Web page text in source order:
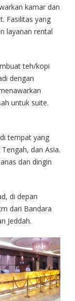
kamar dan
Fasilitas yang
layanan rental
teh/kopi
dengan
untuk suite.
tempat yang
dan Asia.
dan dingin
di depan
dari Bandara
Jeddah.